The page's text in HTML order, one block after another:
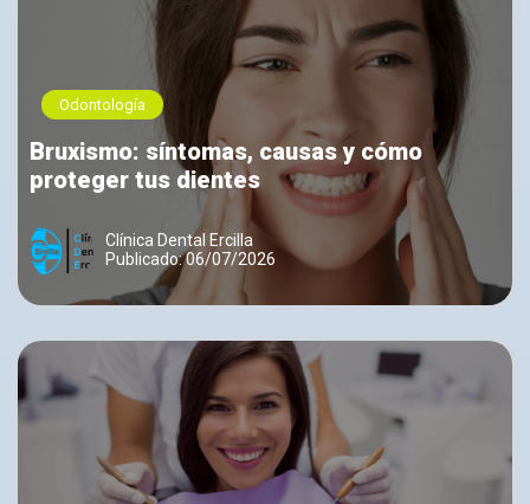
Odontología
Bruxismo: síntomas, causas y cómo
proteger tus dientes
Clínica Dental Ercilla
Publicado: 06/07/2026